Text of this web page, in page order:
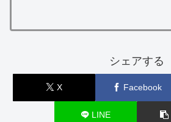
シェアする
X Facebook
LINE